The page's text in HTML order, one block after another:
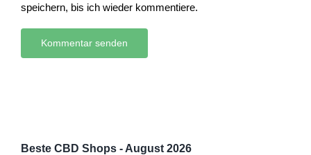
speichern, bis ich wieder kommentiere.
Beste CBD Shops - August 2026